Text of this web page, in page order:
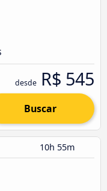
desde R$ 545
Buscar
10h 55m